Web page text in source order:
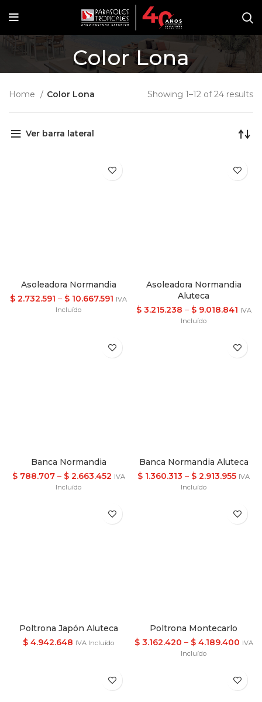
Color Lona
Home Color Lona Showing 1–12 of 24 results
Ver barra lateral
Asoleadora Normandia
$ 2.732.591 – $ 10.667.591 IVA
Incluído
Asoleadora Normandia
Aluteca
$3.215.238 – $9.018.841 IVA
Incluído
Banca Normandia
$788.707– $2.663.452 IVA
Incluído
Banca Normandia Aluteca
$ 1.360.313 – $ 2.913.955 IVA
Incluído
Poltrona Japón Aluteca
$ 4.942.648 IVA Incluído
Poltrona Montecarlo
$3.162.420 – $4.189.400 IVA
Incluído